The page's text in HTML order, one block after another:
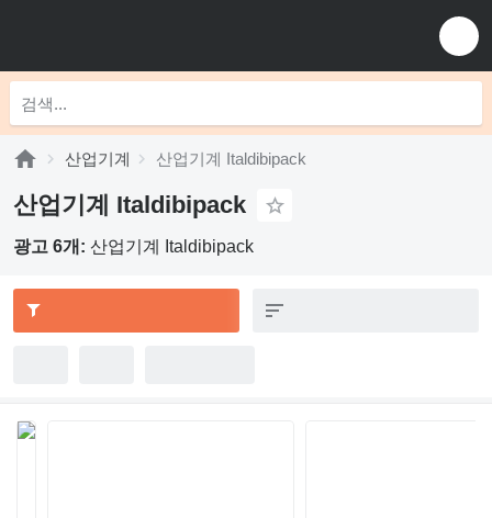
산업기계 산업기계 Italdibipack
산업기계 Italdibipack
광고 6개: 산업기계 Italdibipack